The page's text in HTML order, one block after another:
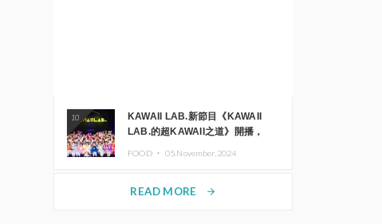
10
KAWAII LAB.新節目《KAWAII
LAB.的超KAWAII之道》開播，
FOOD ・ 05.November.2024
READ MORE arrow_forward